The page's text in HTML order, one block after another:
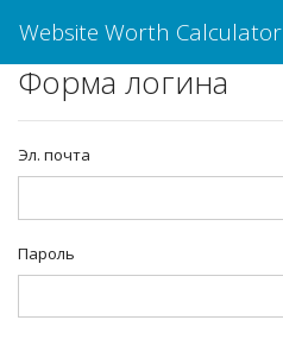
Website Worth Calculator
Форма логина
Эл. почта
Пароль